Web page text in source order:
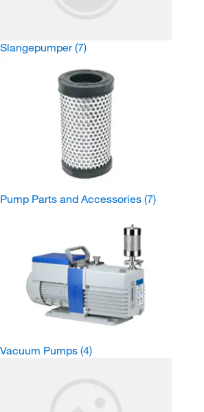
Slangepumper(7)
Pump Parts and Accessories (7)
Vacuum Pumps (4)